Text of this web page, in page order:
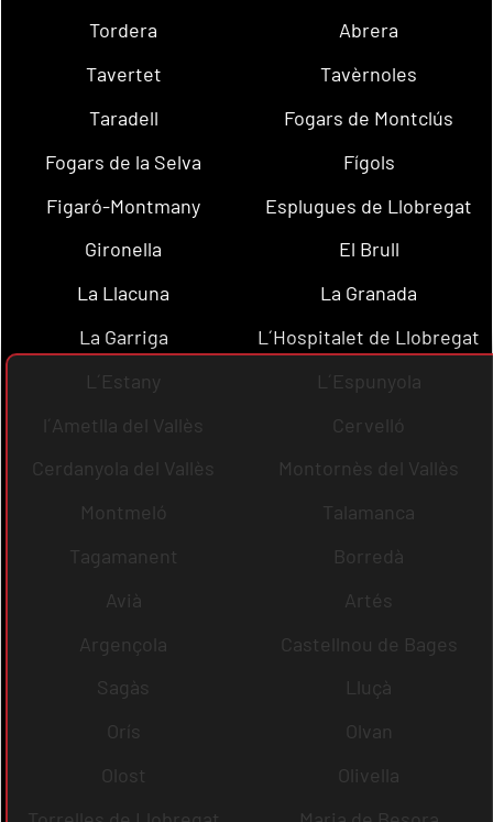
Tordera
Abrera
Tavertet
Tavèrnoles
Taradell
Fogars de Montclús
Fogars de la Selva
Fígols
Figaró-Montmany
Esplugues de Llobregat
Gironella
El Brull
La Llacuna
La Granada
La Garriga
L´Hospitalet de Llobregat
L´Estany
L´Espunyola
l´Ametlla del Vallès
Cervelló
Cerdanyola del Vallès
Montornès del Vallès
Montmeló
Talamanca
Tagamanent
Borredà
Avià
Artés
Argençola
Castellnou de Bages
Sagàs
Lluçà
Orís
Olvan
Olost
Olivella